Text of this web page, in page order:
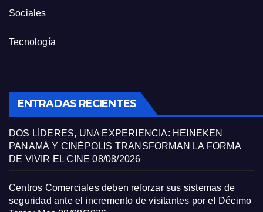
Sociales
Tecnología
ENTRADAS RECIENTES
DOS LÍDERES, UNA EXPERIENCIA: HEINEKEN
PANAMÁ Y CINÉPOLIS TRANSFORMAN LA FORMA
DE VIVIR EL CINE 08/08/2026
Centros Comerciales deben reforzar sus sistemas de
seguridad ante el incremento de visitantes por el Décimo